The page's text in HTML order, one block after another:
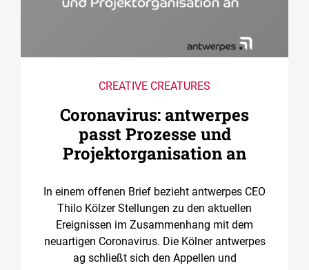
CREATIVE CREATURES
Coronavirus: antwerpes
passt Prozesse und
Projektorganisation an
In einem offenen Brief bezieht antwerpes CEO
Thilo Kölzer Stellungen zu den aktuellen
Ereignissen im Zusammenhang mit dem
neuartigen Coronavirus. Die Kölner antwerpes
ag schließt sich den Appellen und